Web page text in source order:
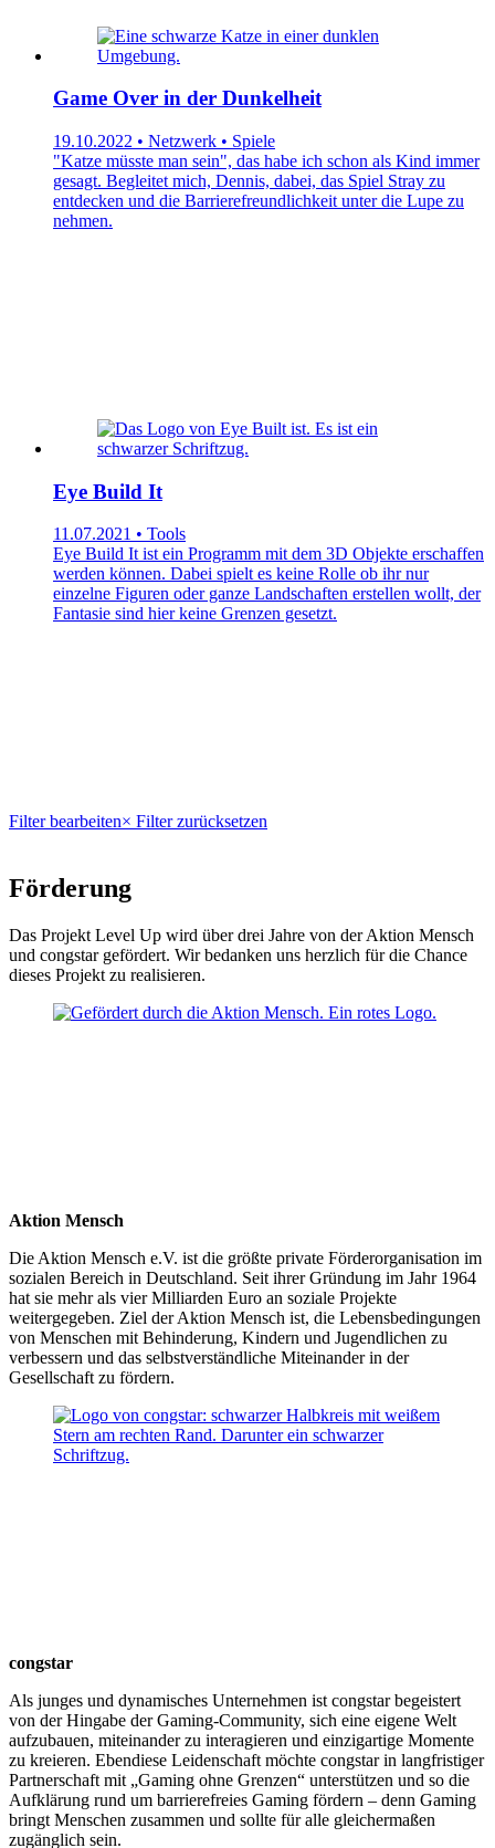
Game Over in der Dunkelheit
19.10.2022 • Netzwerk • Spiele
"Katze müsste man sein", das habe ich schon als Kind immer
gesagt. Begleitet mich, Dennis, dabei, das Spiel Stray zu
entdecken und die Barrierefreundlichkeit unter die Lupe zu
nehmen.
Eye Build It
11.07.2021 • Tools
Eye Build It ist ein Programm mit dem 3D Objekte erschaffen
werden können. Dabei spielt es keine Rolle ob ihr nur
einzelne Figuren oder ganze Landschaften erstellen wollt, der
Fantasie sind hier keine Grenzen gesetzt.
Filter bearbeiten× Filter zurücksetzen
Förderung
Das Projekt Level Up wird über drei Jahre von der Aktion Mensch
und congstar gefördert. Wir bedanken uns herzlich für die Chance
dieses Projekt zu realisieren.
Aktion Mensch
Die Aktion Mensch e.V. ist die größte private Förderorganisation im
sozialen Bereich in Deutschland. Seit ihrer Gründung im Jahr 1964
hat sie mehr als vier Milliarden Euro an soziale Projekte
weitergegeben. Ziel der Aktion Mensch ist, die Lebensbedingungen
von Menschen mit Behinderung, Kindern und Jugendlichen zu
verbessern und das selbstverständliche Miteinander in der
Gesellschaft zu fördern.
congstar
Als junges und dynamisches Unternehmen ist congstar begeistert
von der Hingabe der Gaming-Community, sich eine eigene Welt
aufzubauen, miteinander zu interagieren und einzigartige Momente
zu kreieren. Ebendiese Leidenschaft möchte congstar in langfristiger
Partnerschaft mit „Gaming ohne Grenzen“ unterstützen und so die
Aufklärung rund um barrierefreies Gaming fördern – denn Gaming
bringt Menschen zusammen und sollte für alle gleichermaßen
zugänglich sein.